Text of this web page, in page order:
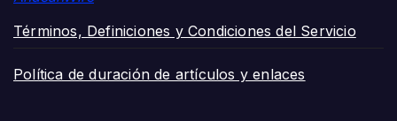
Términos, Definiciones y Condiciones del Servicio
Política de duración de artículos y enlaces